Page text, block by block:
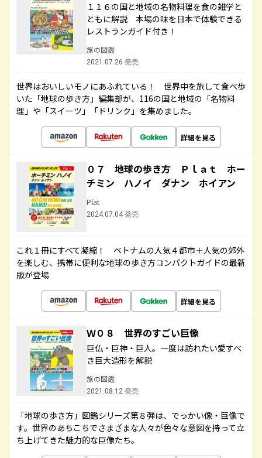
１１６の国と地域の名物料理を食の雑学と
ともに解説 本場の味を日本で体験できる
レストランガイド付き！
旅の図鑑
2021.07.26 発売
世界はおいしいモノにあふれている！ 世界中を旅して食べ歩
いた「地球の歩き方」編集部が、116の国と地域の「名物料
理」や「スイーツ」「ドリンク」を集めました。
詳細を見る
０７ 地球の歩き方 Ｐｌａｔ ホー
チミン ハノイ ダナン ホイアン
Plat
2024.07.04 発売
これ１冊にすべて凝縮！ ベトナムの人気４都市＋人気の郊外
を楽しむ、携帯に便利な地球の歩き方コンパクトガイドの最新
版が登場
詳細を見る
Ｗ０８ 世界のすごい巨像
巨仏・巨神・巨人。一度は訪れたい愛すべ
き巨大造形を解説
旅の図鑑
2021.08.12 発売
「地球の歩き方」図鑑シリーズ第８弾は、でっかい像・巨像で
す。世界のあちこちでさまざまな人々が色々な意図を持って立
ち上げてきた魅力的な巨像たち。